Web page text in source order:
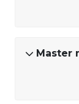
Master